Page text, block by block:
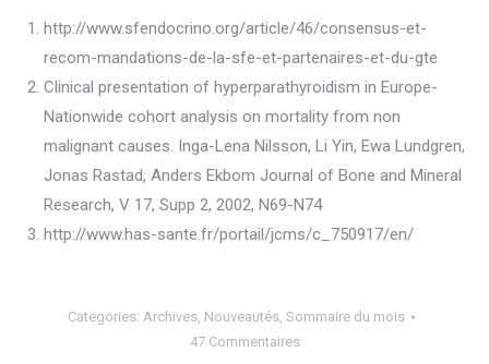
http://www.sfendocrino.org/article/46/consensus-et-
recom-mandations-de-la-sfe-et-partenaires-et-du-gte
Clinical presentation of hyperparathyroidism in Europe-
Nationwide cohort analysis on mortality from non
malignant causes. Inga-Lena Nilsson, Li Yin, Ewa Lundgren,
Jonas Rastad, Anders Ekbom Journal of Bone and Mineral
Research, V 17, Supp 2, 2002, N69-N74
http://www.has-sante.fr/portail/jcms/c_750917/en/
Categories: Archives, Nouveautés, Sommaire du mois
47 Commentaires